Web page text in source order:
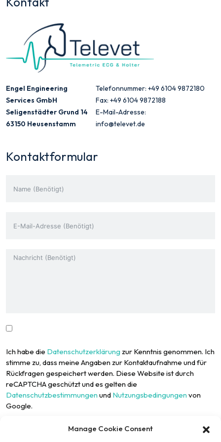
Manage Cookie Consent
Engel Engineering
Services GmbH
Seligenstädter Grund 14
63150 Heusenstamm
Telefonnummer: +49 6104 9872180
Fax: +49 6104 9872188
E-Mail-Adresse:
info@televet.de
Kontaktformular
Ich habe die Datenschutzerklärung zur Kenntnis genommen. Ich
stimme zu, dass meine Angaben zur Kontaktaufnahme und für
Rückfragen gespeichert werden. Diese Website ist durch
reCAPTCHA geschützt und es gelten die
Datenschutzbestimmungen und Nutzungsbedingungen von
Google.